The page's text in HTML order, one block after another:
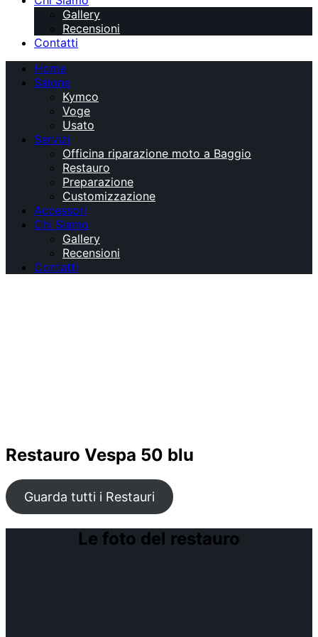
Gallery
Recensioni
Contatti
Home
Salone
Kymco
Voge
Usato
Servizi
Officina riparazione moto a Baggio
Restauro
Preparazione
Customizzazione
Accessori
Chi Siamo
Gallery
Recensioni
Contatti
Restauro Vespa 50 blu
Guarda tutti i Restauri
Le foto del restauro